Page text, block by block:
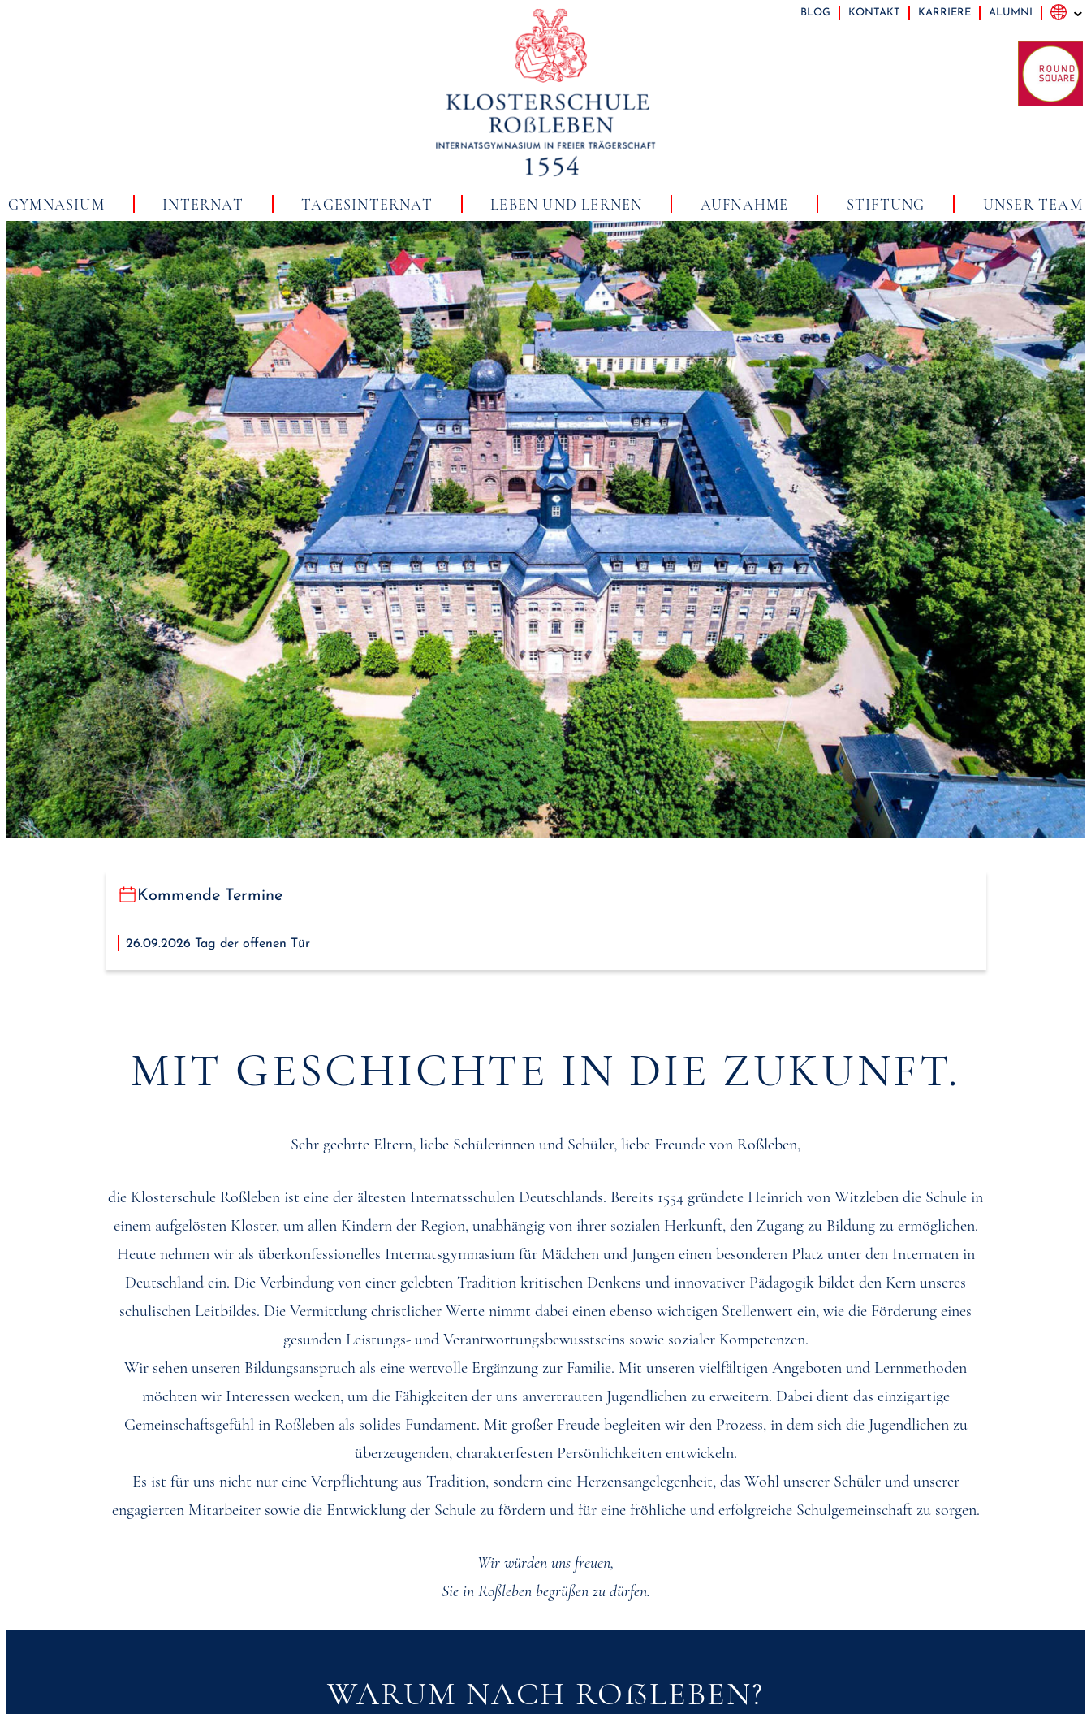
BLOG KONTAKT KARRIERE ALUMNI
GYMNASIUM INTERNAT TAGESINTERNAT LEBEN UND LERNEN AUFNAHME STIFTUNG UNSER TEAM
Kommende Termine
26.09.2026 Tag der offenen Tür
MIT GESCHICHTE IN DIE ZUKUNFT.
Sehr geehrte Eltern, liebe Schülerinnen und Schüler, liebe Freunde von Roßleben,
die Klosterschule Roßleben ist eine der ältesten Internatsschulen Deutschlands. Bereits 1554 gründete Heinrich von Witzleben die Schule in
einem aufgelösten Kloster, um allen Kindern der Region, unabhängig von ihrer sozialen Herkunft, den Zugang zu Bildung zu ermöglichen.
Heute nehmen wir als überkonfessionelles Internatsgymnasium für Mädchen und Jungen einen besonderen Platz unter den Internaten in
Deutschland ein. Die Verbindung von einer gelebten Tradition kritischen Denkens und innovativer Pädagogik bildet den Kern unseres
schulischen Leitbildes. Die Vermittlung christlicher Werte nimmt dabei einen ebenso wichtigen Stellenwert ein, wie die Förderung eines
gesunden Leistungs- und Verantwortungsbewusstseins sowie sozialer Kompetenzen.
Wir sehen unseren Bildungsanspruch als eine wertvolle Ergänzung zur Familie. Mit unseren vielfältigen Angeboten und Lernmethoden
möchten wir Interessen wecken, um die Fähigkeiten der uns anvertrauten Jugendlichen zu erweitern. Dabei dient das einzigartige
Gemeinschaftsgefühl in Roßleben als solides Fundament. Mit großer Freude begleiten wir den Prozess, in dem sich die Jugendlichen zu
überzeugenden, charakterfesten Persönlichkeiten entwickeln.
Es ist für uns nicht nur eine Verpflichtung aus Tradition, sondern eine Herzensangelegenheit, das Wohl unserer Schüler und unserer
engagierten Mitarbeiter sowie die Entwicklung der Schule zu fördern und für eine fröhliche und erfolgreiche Schulgemeinschaft zu sorgen.
Wir würden uns freuen,
Sie in Roßleben begrüßen zu dürfen.
WARUM NACH ROẞLEBEN?